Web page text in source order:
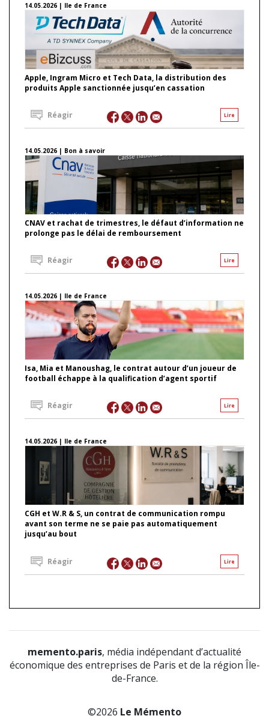
14.05.2026 | Ile de France
Apple, Ingram Micro et Tech Data, la distribution des
produits Apple sanctionnée jusqu’en cassation
Lire
Réagir
14.05.2026 | Bon à savoir
CNAV et rachat de trimestres, le défaut d’information ne
prolonge pas le délai de remboursement
Lire
Réagir
14.05.2026 | Ile de France
Isa, Mia et Manoushag, le contrat autour d’un joueur de
football échappe à la qualification d’agent sportif
Lire
Réagir
14.05.2026 | Ile de France
CGH et W.R & S, un contrat de communication rompu
avant son terme ne se paie pas automatiquement
jusqu’au bout
Lire
Réagir
memento.paris, média indépendant d’actualité
économique des entreprises de Paris et de la région Île-
de-France.
©2026 Le Mémento